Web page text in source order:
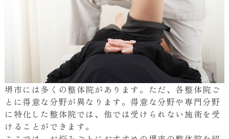
堺市には多くの整体院があります。ただ、各整体院ご
とに得意な分野が異なります。得意な分野や専門分野
に特化した整体院では、他では受けられない施術を受
けることができます。